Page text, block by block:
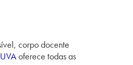
corpo docente
oferece todas as